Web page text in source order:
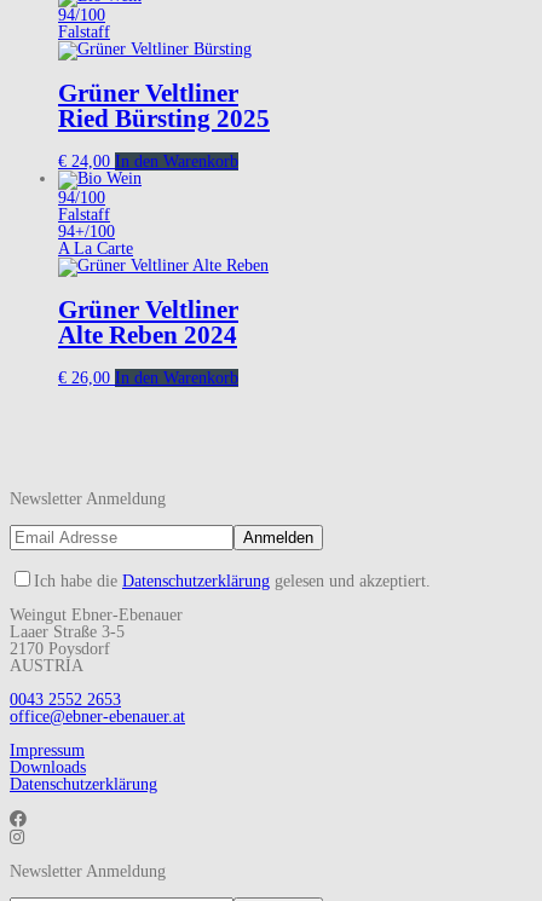
94/100
Falstaff
Grüner Veltliner
Ried Bürsting 2025
€ 24,00 In den Warenkorb
94/100
Falstaff
94+/100
A La Carte
Grüner Veltliner
Alte Reben 2024
€ 26,00 In den Warenkorb
Newsletter Anmeldung
Ich habe die Datenschutzerklärung gelesen und akzeptiert.
Weingut Ebner-Ebenauer
Laaer Straße 3-5
2170 Poysdorf
AUSTRIA
0043 2552 2653
office@ebner-ebenauer.at
Impressum
Downloads
Datenschutzerklärung
Newsletter Anmeldung